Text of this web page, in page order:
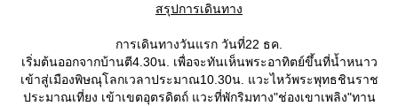
สรุปการเดินทาง
การเดินทางวันแรก วันที่22 ธค.
เริ่มต้นออกจากบ้านตี4.30น. เพื่อจะทันเห็นพระอาทิตย์ขึ้นที่น้ำหนาว
เข้าสู่เมืองพิษณุโลกเวลาประมาณ10.30น. แวะไหว้พระพุทธชินราช
ประมาณเที่ยง เข้าเขตอุตรดิตถ์ แวะที่พักริมทาง"ช่องเขาเพลิง"ทาน